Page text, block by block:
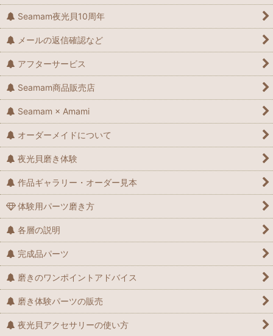
Seamam夜光貝10周年
メールの返信確認など
アフターサービス
Seamam商品販売店
Seamam × Amami
オーダーメイドについて
夜光貝磨き体験
作品ギャラリー・オーダー見本
体験用パーツ磨き方
各層の説明
完成品パーツ
磨きのワンポイントアドバイス
磨き体験パーツの販売
夜光貝アクセサリーの使い方